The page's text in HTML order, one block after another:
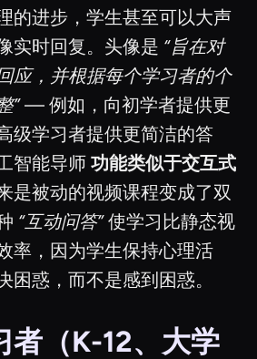
的进步，学生甚至可以大声
实时回复。头像是 “旨在对
应，并根据每个学习者的个
”— 例如，向初学者提供更
级学习者提供更简洁的答
智能导师 功能类似于交互式
是被动的视频课程变成了双
“互动问答”使学习比静态视
率，因为学生保持心理活
困惑，而不是感到困惑。
者（K-12、大学